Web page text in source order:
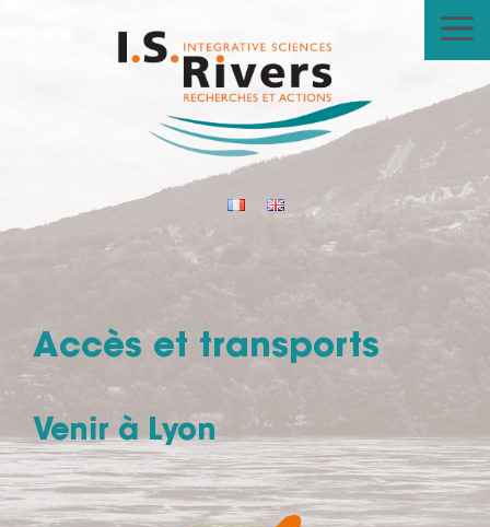
Accès et transports
Venir à Lyon